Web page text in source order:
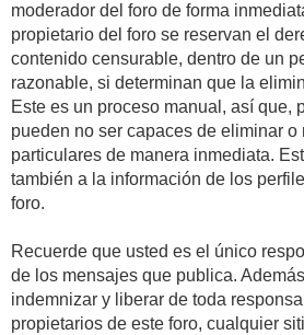
moderador del foro de forma
propietario del foro se reservan el
contenido censurable, dentro de un
razonable, si determinan que la
Este es un proceso manual, así que,
pueden no ser capaces de eliminar
particulares de manera inmediata.
también a la información de los
foro.
Recuerde que usted es el único
de los mensajes que publica.
indemnizar y liberar de toda
propietarios de este foro, cualquier